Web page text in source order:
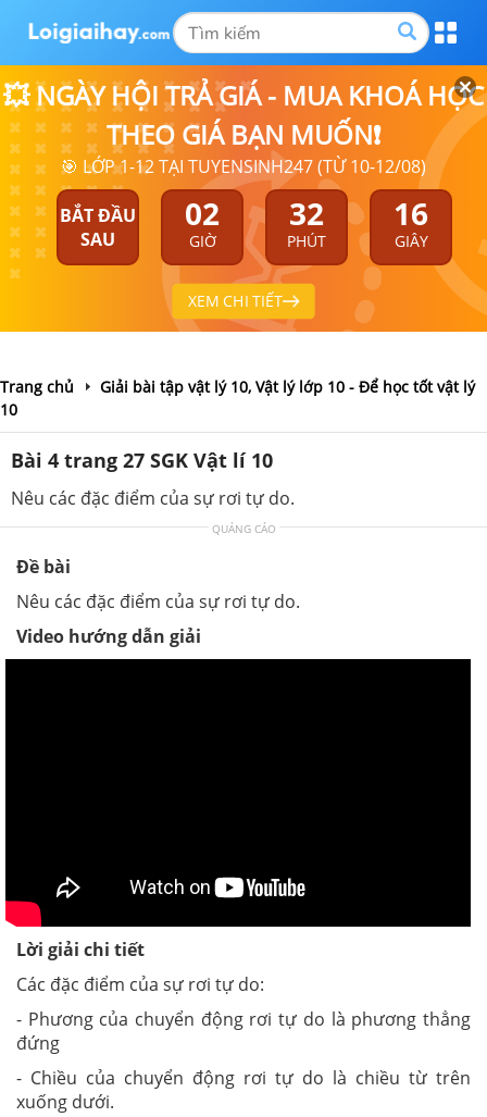
💥 NGÀY HỘI TRẢ GIÁ - MUA KHOÁ HỌC
THEO GIÁ BẠN MUỐN❗
🎯 LỚP 1-12 TẠI TUYENSINH247 (TỪ 10-12/08)
BẮT ĐẦU
SAU
02
GIỜ
32
PHÚT
15
GIÂY
XEM CHI TIẾT
Trang chủ
Giải bài tập vật lý 10, Vật lý lớp 10 - Để học tốt vật lý
10
Bài 4 trang 27 SGK Vật lí 10
Nêu các đặc điểm của sự rơi tự do.
QUẢNG CÁO
Đề bài
Nêu các đặc điểm của sự rơi tự do.
Video hướng dẫn giải
Lời giải chi tiết
Các đặc điểm của sự rơi tự do:
- Phương của chuyển động rơi tự do là phương thẳng
đứng
- Chiều của chuyển động rơi tự do là chiều từ trên
xuống dưới.